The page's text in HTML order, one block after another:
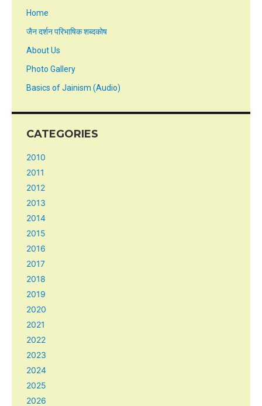
Home
जैन दर्शन परिभाषिक शब्दकोष
About Us
Photo Gallery
Basics of Jainism (Audio)
CATEGORIES
2010
2011
2012
2013
2014
2015
2016
2017
2018
2019
2020
2021
2022
2023
2024
2025
2026